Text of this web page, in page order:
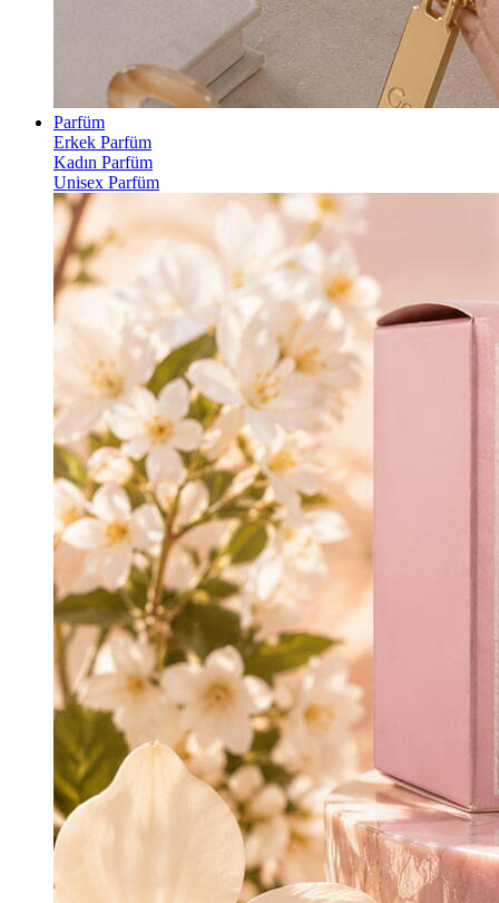
Parfüm
Erkek Parfüm
Kadın Parfüm
Unisex Parfüm